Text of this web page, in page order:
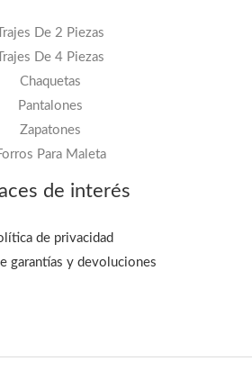
Trajes De 2 Piezas
Trajes De 4 Piezas
Chaquetas
Pantalones
Zapatones
Para Maleta
de interés
de privacidad
garantías y devoluciones